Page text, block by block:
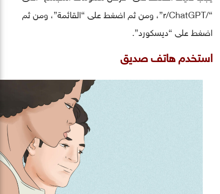
“/r/ChatGPT”، ومن ثم اضغط على “القائمة”، ومن ثم
اضغط على “ديسكورد”.
استخدم هاتف صديق